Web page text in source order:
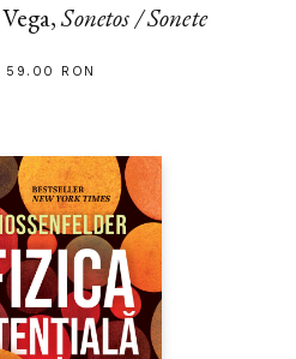
Sonetos / Sonete
59.00 RON